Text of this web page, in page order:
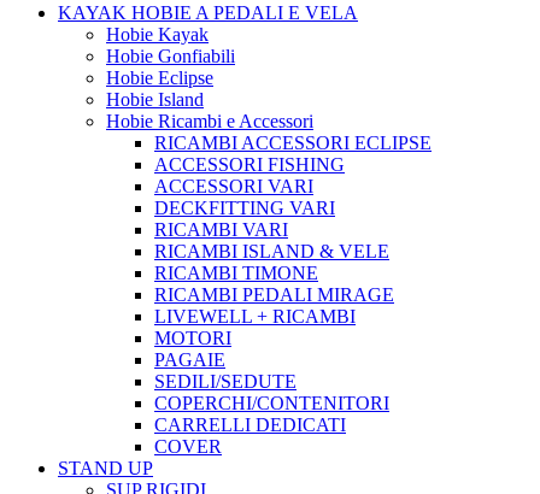
KAYAK HOBIE A PEDALI E VELA
Hobie Kayak
Hobie Gonfiabili
Hobie Eclipse
Hobie Island
Hobie Ricambi e Accessori
RICAMBI ACCESSORI ECLIPSE
ACCESSORI FISHING
ACCESSORI VARI
DECKFITTING VARI
RICAMBI VARI
RICAMBI ISLAND & VELE
RICAMBI TIMONE
RICAMBI PEDALI MIRAGE
LIVEWELL + RICAMBI
MOTORI
PAGAIE
SEDILI/SEDUTE
COPERCHI/CONTENITORI
CARRELLI DEDICATI
COVER
STAND UP
SUP RIGIDI